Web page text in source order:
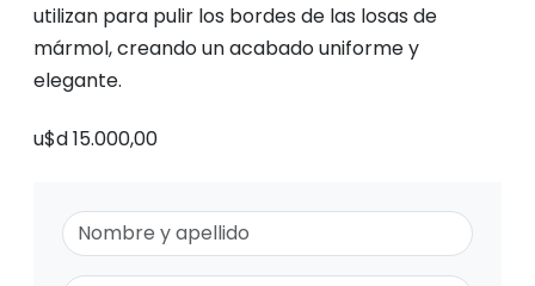
utilizan para pulir los bordes de las losas de
mármol, creando un acabado uniforme y
elegante.
u$d 15.000,00